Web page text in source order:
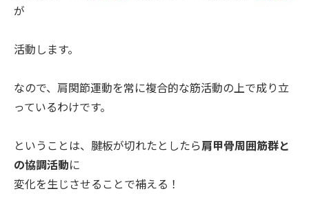
が
活動します。
なので、 肩関節運動を常に複合的な筋活動の上で成り立
っているわけです。
ということは、腱板が切れたとしたら肩甲骨周囲筋群と
の協調活動に
変化を生じさせることで補える！